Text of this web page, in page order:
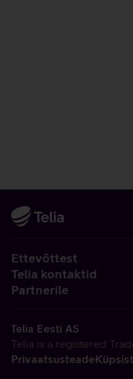
Ettevõttest
Telia kontaktid
Partnerile
Telia Eesti AS
Telia is a registered
Privaatsusteade